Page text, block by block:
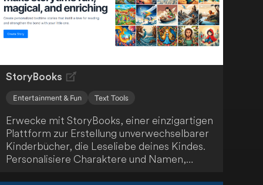
StoryBooks
Entertainment & Fun Text Tools
Erwecke mit StoryBooks, einer einzigartigen
Plattform zur Erstellung unverwechselbarer
Kinderbücher, die Leseliebe deines Kindes.
Personalisiere Charaktere und Namen,